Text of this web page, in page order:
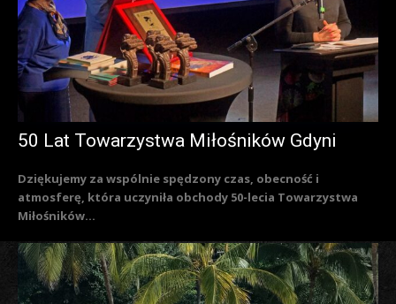
50 Lat Towarzystwa Miłośników Gdyni
Dziękujemy za wspólnie spędzony czas, obecność i
atmosferę, która uczyniła obchody 50-lecia Towarzystwa
Miłośników...